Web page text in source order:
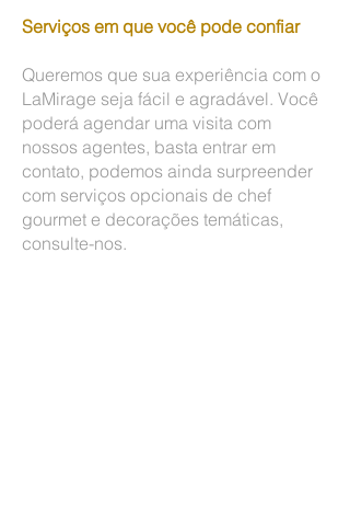
Serviços em que você pode confiar
Queremos que sua experiência com o
LaMirage seja fácil e agradável. Você
poderá agendar uma visita com
nossos agentes, basta entrar em
contato, podemos ainda surpreender
com serviços opcionais de chef
gourmet e decorações temáticas,
consulte-nos.